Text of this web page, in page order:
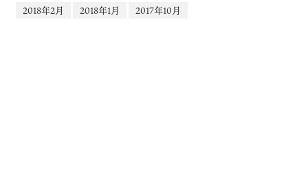
2018年2月
2018年1月 2017年10月